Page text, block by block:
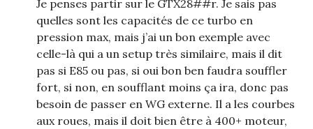
Je penses partir sur le GTX28##r. Je sais pas
quelles sont les capacités de ce turbo en
pression max, mais j’ai un bon exemple avec
celle-là qui a un setup très similaire, mais il dit
pas si E85 ou pas, si oui bon ben faudra souffler
fort, si non, en soufflant moins ça ira, donc pas
besoin de passer en WG externe. Il a les courbes
aux roues, mais il doit bien être à 400+ moteur,